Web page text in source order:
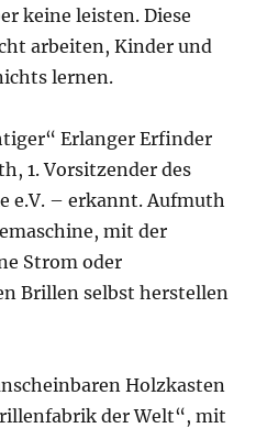
keine leisten. Diese
arbeiten, Kinder und
lernen.
Erlanger Erfinder
1. Vorsitzender des
e.V. – erkannt. Aufmuth
mit der
Strom oder
Brillen selbst herstellen
Holzkasten
der Welt“, mit